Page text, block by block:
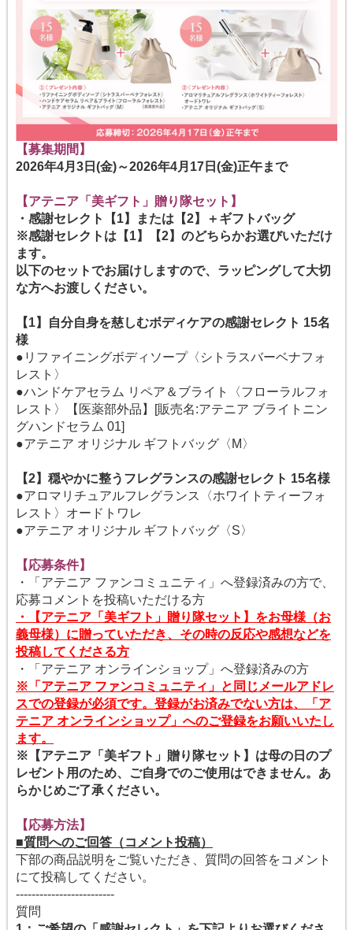
【募集期間】
2026年4月3日(金)～2026年4月17日(金)正午まで
【アテニア「美ギフト」贈り隊セット】
・感謝セレクト【1】または【2】＋ギフトバッグ
※感謝セレクトは【1】【2】のどちらかお選びいただけ
ます。
以下のセットでお届けしますので、ラッピングして大切
な方へお渡しください。
【1】自分自身を慈しむボディケアの感謝セレクト 15名
様
●リファイニングボディソープ〈シトラスバーベナフォ
レスト〉
●ハンドケアセラム リペア＆ブライト〈フローラルフォ
レスト〉【医薬部外品】[販売名:アテニア ブライトニン
グハンドセラム 01]
●アテニア オリジナル ギフトバッグ〈M〉
【2】穏やかに整うフレグランスの感謝セレクト 15名様
●アロマリチュアルフレグランス〈ホワイトティーフォ
レスト〉オードトワレ
●アテニア オリジナル ギフトバッグ〈S〉
【応募条件】
・「アテニア ファンコミュニティ」へ登録済みの方で、
応募コメントを投稿いただける方
・【アテニア「美ギフト」贈り隊セット】をお母様（お
義母様）に贈っていただき、その時の反応や感想などを
投稿してくださる方
・「アテニア オンラインショップ」へ登録済みの方
※「アテニア ファンコミュニティ」と同じメールアドレ
スでの登録が必須です。登録がお済みでない方は、「ア
テニア オンラインショップ」へのご登録をお願いいたし
ます。
※【アテニア「美ギフト」贈り隊セット】は母の日のプ
レゼント用のため、ご自身でのご使用はできません。あ
らかじめご了承ください。
【応募方法】
■質問へのご回答（コメント投稿）
下部の商品説明をご覧いただき、質問の回答をコメント
にて投稿してください。
-------------------------
質問